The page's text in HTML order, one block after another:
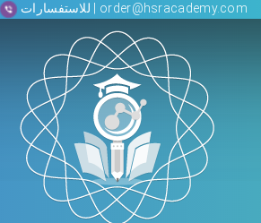
order@hsracademy.com | للاستفسارات